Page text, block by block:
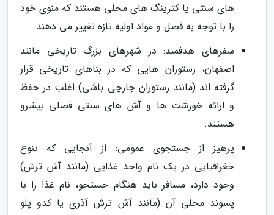
های سنتی یا کترینگ های محلی هستند که منوی خود
را با توجه به فصل و مواد اولیه تازه تغییر می دهند.
سفرهای هدفمند: در شهرهای بزرگ تاریخی مانند
اصفهان، رستوران هایی که در بناهای تاریخی قرار
گرفته اند (مانند رستوران جارچی باشی) اغلب در حفظ
و ارائه خورشت ها و آش های سنتی فصلی پیشرو
هستند.
پرهیز از جستجوی عمومی: از آنجایی که تنوع
جغرافیایی در یک نام واحد غذایی (مانند آش ترش)
وجود دارد، مسافر باید هنگام جستجو، نام غذا را با
پسوند محلی آن (مانند آش ترش آذری یا کدو پلو